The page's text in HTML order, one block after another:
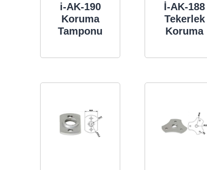
i-AK-190
Koruma
Tamponu
İ-AK-188
Tekerlek
Koruma